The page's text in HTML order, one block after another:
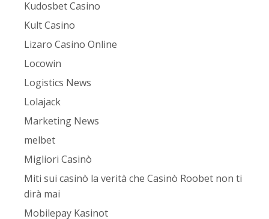
Kudosbet Casino
Kult Casino
Lizaro Casino Online
Locowin
Logistics News
Lolajack
Marketing News
melbet
Migliori Casinò
Miti sui casinò la verità che Casinò Roobet non ti
dirà mai
Mobilepay Kasinot